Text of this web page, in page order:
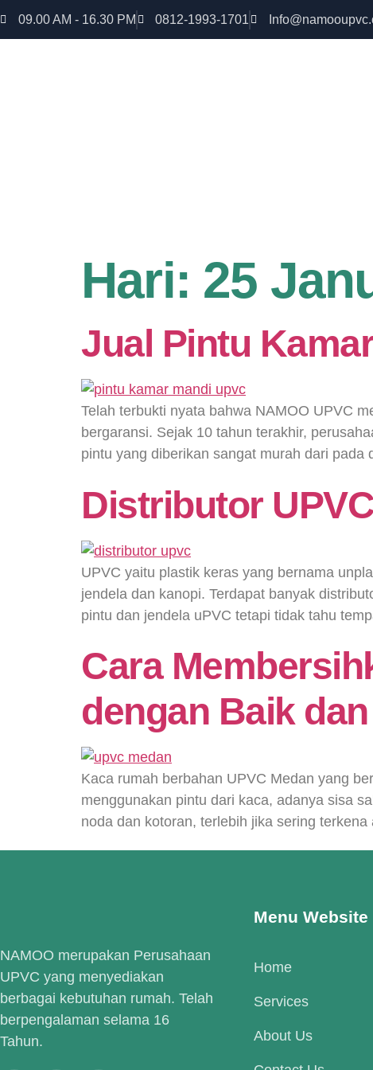
09.00 AM - 16.30 PM 0812-1993-1701
Hari: 25
Jual Pintu
Telah terbukti nyata bahwa NAMOO UPVC
bergaransi. Sejak 10 tahun terakhir,
pintu yang diberikan sangat murah dari
Distributor
UPVC yaitu plastik keras yang bernama
jendela dan kanopi. Terdapat banyak
pintu dan jendela uPVC tetapi tidak tahu
Cara
dengan Baik
Kaca rumah berbahan UPVC Medan yang
menggunakan pintu dari kaca, adanya sisa
noda dan kotoran, terlebih jika sering
NAMOO merupakan Perusahaan
UPVC yang menyediakan
berbagai kebutuhan rumah. Telah
berpengalaman selama 16
Tahun.
Menu Website
Home
Services
About Us